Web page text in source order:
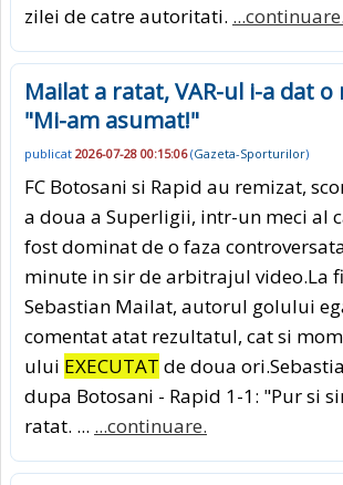
zilei de catre autoritati. ...continuare.
Mailat a ratat, VAR-ul i-a dat o
"Mi-am asumat!"
publicat 2026-07-28 00:15:06(Gazeta-Sporturilor)
FC Botosani si Rapid au remizat,
a doua a Superligii, intr-un meci al
fost dominat de o faza
minute in sir de arbitrajul video.La
Sebastian Mailat, autorul golului
comentat atat rezultatul, cat si
ului EXECUTAT de doua
dupa Botosani - Rapid 1-1: "Pur si
ratat. ... ...continuare.